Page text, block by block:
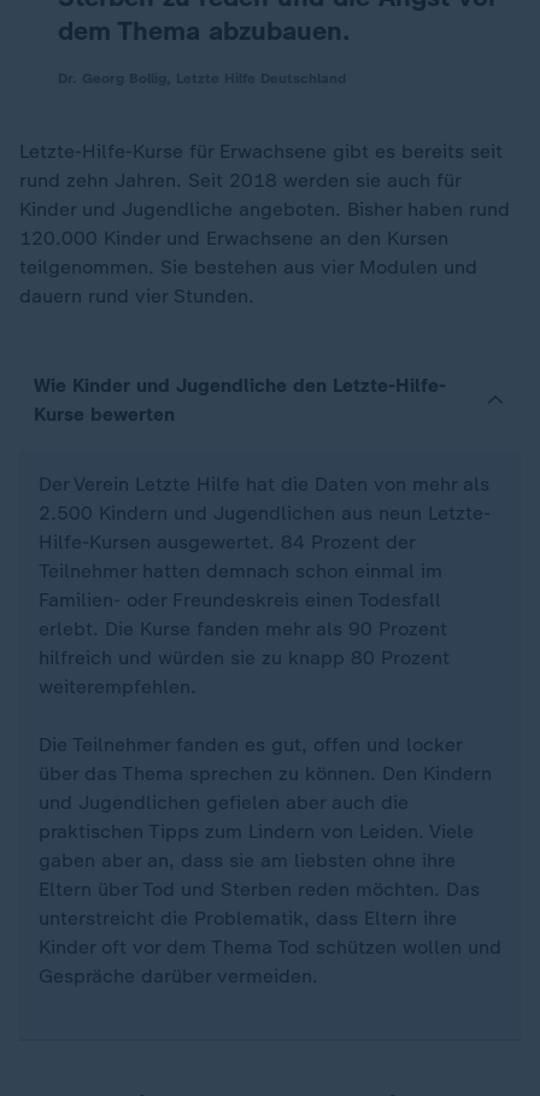
dem Thema abzubauen.
Letzte-Hilfe-Kurse für Erwachsene gibt es bereits seit
rund zehn Jahren. Seit 2018 werden sie auch für
Kinder und Jugendliche angeboten. Bisher haben rund
120.000 Kinder und Erwachsene an den Kursen
teilgenommen. Sie bestehen aus vier Modulen und
dauern rund vier Stunden.
Wie Kinder und Jugendliche den Letzte-Hilfe-
Kurse bewerten
Der Verein Letzte Hilfe hat die Daten von mehr als
2.500 Kindern und Jugendlichen aus neun Letzte-
Hilfe-Kursen ausgewertet. 84 Prozent der
Teilnehmer hatten demnach schon einmal im
Familien- oder Freundeskreis einen Todesfall
erlebt. Die Kurse fanden mehr als 90 Prozent
hilfreich und würden sie zu knapp 80 Prozent
weiterempfehlen.
Die Teilnehmer fanden es gut, offen und locker
über das Thema sprechen zu können. Den Kindern
und Jugendlichen gefielen aber auch die
praktischen Tipps zum Lindern von Leiden. Viele
gaben aber an, dass sie am liebsten ohne ihre
Eltern über Tod und Sterben reden möchten. Das
unterstreicht die Problematik, dass Eltern ihre
Kinder oft vor dem Thema Tod schützen wollen und
Gespräche darüber vermeiden.